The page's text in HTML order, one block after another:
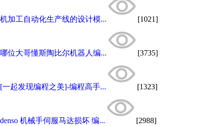
机加工自动化生产线的设计模... [1021]
哪位大哥懂斯陶比尔机器人编... [3735]
[一起发现编程之美]-编程高手... [1323]
denso 机械手伺服马达损坏 编... [2988]